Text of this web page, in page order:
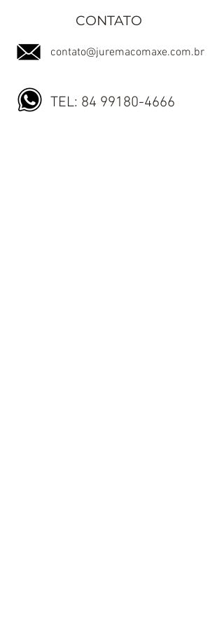
CONTATO
contato@juremacomaxe.com.br
TEL: 84 99180-4666